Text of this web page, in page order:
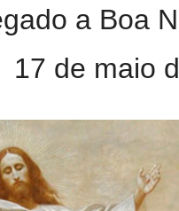
a Boa
17 de maio